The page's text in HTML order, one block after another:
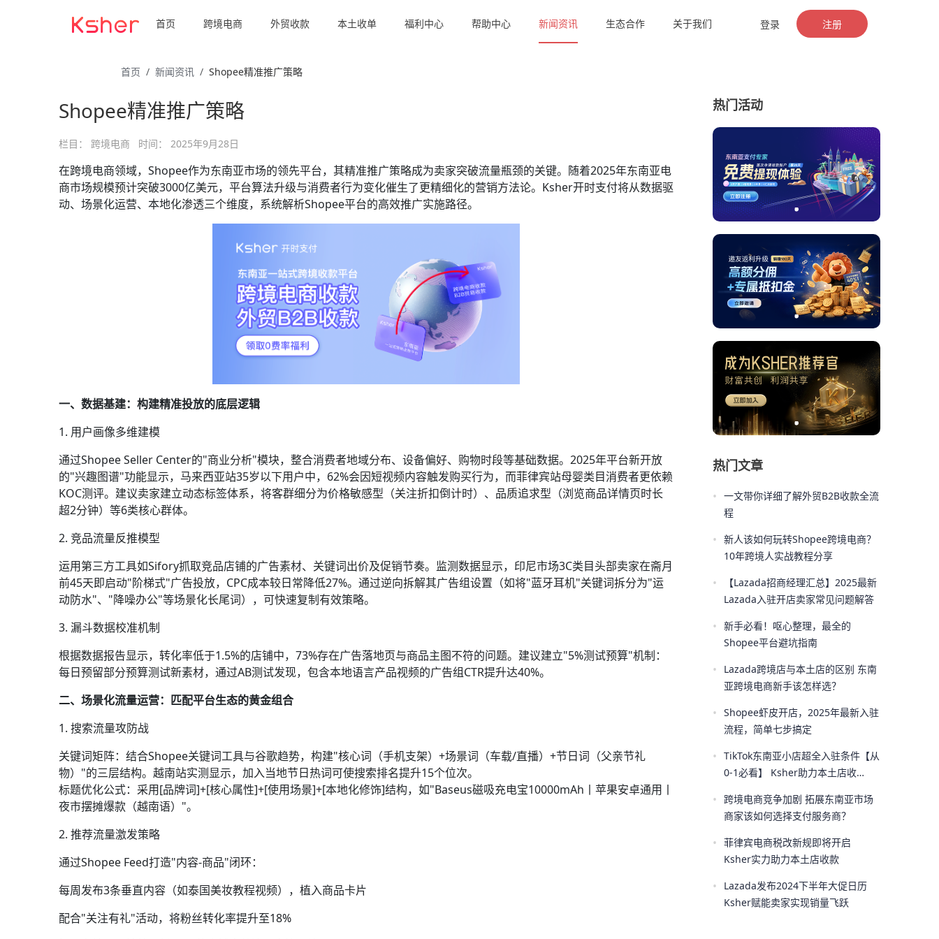
首页 跨境电商 外贸收款 本土收单 福利中心 帮助中心 新闻资讯 生态合作 关于我们 登录 注册
首页 新闻资讯 Shopee精准推广策略
Shopee精准推广策略
栏目： 跨境电商 时间： 2025年9月28日
在跨境电商领域，Shopee作为东南亚市场的领先平台，其精准推广策略成为卖家突破流量瓶颈的关键。随着2025年东南亚电
商市场规模预计突破3000亿美元，平台算法升级与消费者行为变化催生了更精细化的营销方法论。Ksher开时支付将从数据驱
动、场景化运营、本地化渗透三个维度，系统解析Shopee平台的高效推广实施路径。
一、数据基建：构建精准投放的底层逻辑
1. 用户画像多维建模
通过Shopee Seller Center的"商业分析"模块，整合消费者地域分布、设备偏好、购物时段等基础数据。2025年平台新开放
的"兴趣图谱"功能显示，马来西亚站35岁以下用户中，62%会因短视频内容触发购买行为，而菲律宾站母婴类目消费者更依赖
KOC测评。建议卖家建立动态标签体系，将客群细分为价格敏感型（关注折扣倒计时）、品质追求型（浏览商品详情页时长
超2分钟）等6类核心群体。
2. 竞品流量反推模型
运用第三方工具如Sifory抓取竞品店铺的广告素材、关键词出价及促销节奏。监测数据显示，印尼市场3C类目头部卖家在斋月
前45天即启动"阶梯式"广告投放，CPC成本较日常降低27%。通过逆向拆解其广告组设置（如将"蓝牙耳机"关键词拆分为"运
动防水"、"降噪办公"等场景化长尾词），可快速复制有效策略。
3. 漏斗数据校准机制
根据数据报告显示，转化率低于1.5%的店铺中，73%存在广告落地页与商品主图不符的问题。建议建立"5%测试预算"机制：
每日预留部分预算测试新素材，通过AB测试发现，包含本地语言产品视频的广告组CTR提升达40%。
二、场景化流量运营：匹配平台生态的黄金组合
1. 搜索流量攻防战
关键词矩阵：结合Shopee关键词工具与谷歌趋势，构建"核心词（手机支架）+场景词（车载/直播）+节日词（父亲节礼
物）"的三层结构。越南站实测显示，加入当地节日热词可使搜索排名提升15个位次。
标题优化公式：采用[品牌词]+[核心属性]+[使用场景]+[本地化修饰]结构，如"Baseus磁吸充电宝10000mAh丨苹果安卓通用丨
夜市摆摊爆款（越南语）"。
2. 推荐流量激发策略
通过Shopee Feed打造"内容-商品"闭环：
每周发布3条垂直内容（如泰国美妆教程视频），植入商品卡片
配合"关注有礼"活动，将粉丝转化率提升至18%
热门活动
热门文章
• 一文带你详细了解外贸B2B收款全流
程
• 新人该如何玩转Shopee跨境电商？
10年跨境人实战教程分享
•
【Lazada招商经理汇总】2025最新
Lazada入驻开店卖家常见问题解答
• 新手必看！呕心整理，最全的
Shopee平台避坑指南
•
Lazada跨境店与本土店的区别 东南
亚跨境电商新手该怎样选？
• Shopee虾皮开店，2025年最新入驻
流程，简单七步搞定
• TikTok东南亚小店超全入驻条件【从
0-1必看】 Ksher助力本土店收
•
跨境电商竞争加剧 拓展东南亚市场
商家该如何选择支付服务商？
• 菲律宾电商税改新规即将开启
Ksher实力助力本土店收款
•
Lazada发布2024下半年大促日历
Ksher赋能卖家实现销量飞跃